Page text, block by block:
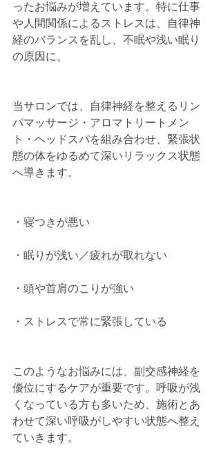
ったお悩みが増えています。特に仕事
や人間関係によるストレスは、自律神
経のバランスを乱し、不眠や浅い眠り
の原因に。
当サロンでは、自律神経を整えるリン
パマッサージ・アロマトリートメン
ト・ヘッドスパを組み合わせ、緊張状
態の体をゆるめて深いリラックス状態
へ導きます。
・寝つきが悪い
・眠りが浅い／疲れが取れない
・頭や首肩のこりが強い
・ストレスで常に緊張している
このようなお悩みには、副交感神経を
優位にするケアが重要です。呼吸が浅
くなっている方も多いため、施術とあ
わせて深い呼吸がしやすい状態へ整え
ていきます。